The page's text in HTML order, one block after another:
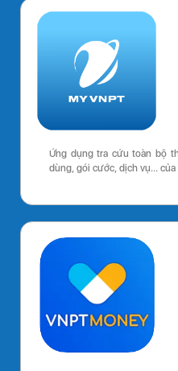
Ứng dụng tra cứu toàn bộ
dùng, gói cước, dịch vụ… của